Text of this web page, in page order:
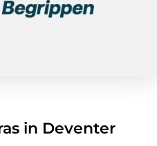
in Deventer